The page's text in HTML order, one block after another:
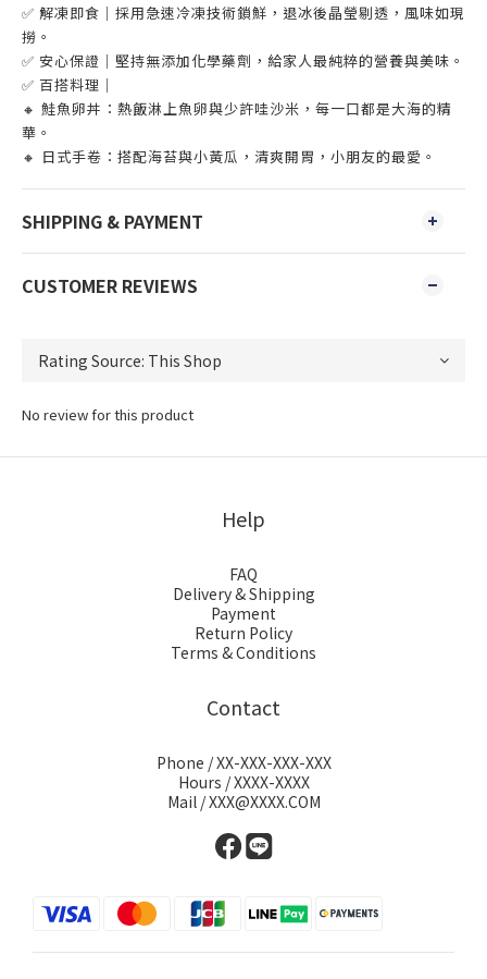
✅ 解凍即食｜採用急速冷凍技術鎖鮮，退冰後晶瑩剔透，風味如現
撈。
✅ 安心保證｜堅持無添加化學藥劑，給家人最純粹的營養與美味。
✅ 百搭料理｜
🔸 鮭魚卵丼：熱飯淋上魚卵與少許哇沙米，每一口都是大海的精
華。
🔸 日式手卷：搭配海苔與小黃瓜，清爽開胃，小朋友的最愛。
SHIPPING & PAYMENT
CUSTOMER REVIEWS
No review for this product
Help
FAQ
Delivery & Shipping
Payment
Return Policy
Terms & Conditions
Contact
Phone / XX-XXX-XXX-XXX
Hours / XXXX-XXXX
Mail / XXX@XXXX.COM